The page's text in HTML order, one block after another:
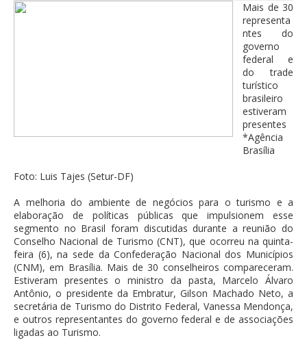
Mais de 30
representa
ntes do
governo
federal e
do trade
turístico
brasileiro
estiveram
presentes
*Agência
Brasília
Foto: Luis Tajes (Setur-DF)
A melhoria do ambiente de negócios para o turismo e a
elaboração de políticas públicas que impulsionem esse
segmento no Brasil foram discutidas durante a reunião do
Conselho Nacional de Turismo (CNT), que ocorreu na quinta-
feira (6), na sede da Confederação Nacional dos Municípios
(CNM), em Brasília. Mais de 30 conselheiros compareceram.
Estiveram presentes o ministro da pasta, Marcelo Álvaro
Antônio, o presidente da Embratur, Gilson Machado Neto, a
secretária de Turismo do Distrito Federal, Vanessa Mendonça,
e outros representantes do governo federal e de associações
ligadas ao Turismo.